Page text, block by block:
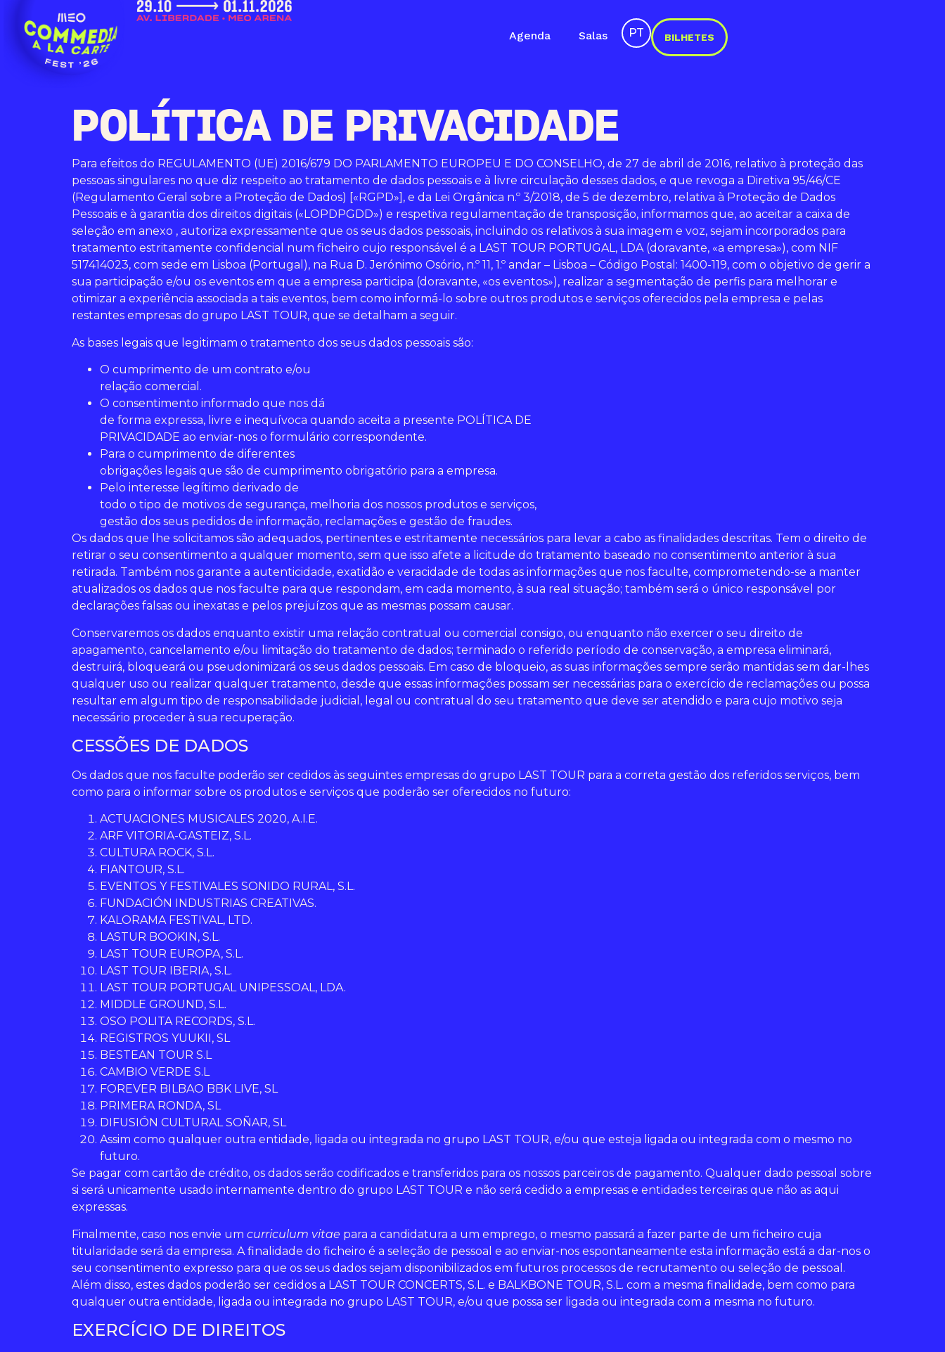
Agenda Salas PT BILHETES
POLÍTICA DE PRIVACIDADE
Para efeitos do REGULAMENTO (UE) 2016/679 DO PARLAMENTO EUROPEU E DO CONSELHO, de 27 de abril de 2016, relativo à proteção das
pessoas singulares no que diz respeito ao tratamento de dados pessoais e à livre circulação desses dados, e que revoga a Diretiva 95/46/CE
(Regulamento Geral sobre a Proteção de Dados) [«RGPD»], e da Lei Orgânica n.º 3/2018, de 5 de dezembro, relativa à Proteção de Dados
Pessoais e à garantia dos direitos digitais («LOPDPGDD») e respetiva regulamentação de transposição, informamos que, ao aceitar a caixa de
seleção em anexo , autoriza expressamente que os seus dados pessoais, incluindo os relativos à sua imagem e voz, sejam incorporados para
tratamento estritamente confidencial num ficheiro cujo responsável é a LAST TOUR PORTUGAL, LDA (doravante, «a empresa»), com NIF
517414023, com sede em Lisboa (Portugal), na Rua D. Jerónimo Osório, n.º 11, 1.º andar – Lisboa – Código Postal: 1400-119, com o objetivo de gerir a
sua participação e/ou os eventos em que a empresa participa (doravante, «os eventos»), realizar a segmentação de perfis para melhorar e
otimizar a experiência associada a tais eventos, bem como informá-lo sobre outros produtos e serviços oferecidos pela empresa e pelas
restantes empresas do grupo LAST TOUR, que se detalham a seguir.
As bases legais que legitimam o tratamento dos seus dados pessoais são:
O cumprimento de um contrato e/ou
relação comercial.
O consentimento informado que nos dá
de forma expressa, livre e inequívoca quando aceita a presente POLÍTICA DE
PRIVACIDADE ao enviar-nos o formulário correspondente.
Para o cumprimento de diferentes
obrigações legais que são de cumprimento obrigatório para a empresa.
Pelo interesse legítimo derivado de
todo o tipo de motivos de segurança, melhoria dos nossos produtos e serviços,
gestão dos seus pedidos de informação, reclamações e gestão de fraudes.
Os dados que lhe solicitamos são adequados, pertinentes e estritamente necessários para levar a cabo as finalidades descritas. Tem o direito de
retirar o seu consentimento a qualquer momento, sem que isso afete a licitude do tratamento baseado no consentimento anterior à sua
retirada. Também nos garante a autenticidade, exatidão e veracidade de todas as informações que nos faculte, comprometendo-se a manter
atualizados os dados que nos faculte para que respondam, em cada momento, à sua real situação; também será o único responsável por
declarações falsas ou inexatas e pelos prejuízos que as mesmas possam causar.
Conservaremos os dados enquanto existir uma relação contratual ou comercial consigo, ou enquanto não exercer o seu direito de
apagamento, cancelamento e/ou limitação do tratamento de dados; terminado o referido período de conservação, a empresa eliminará,
destruirá, bloqueará ou pseudonimizará os seus dados pessoais. Em caso de bloqueio, as suas informações sempre serão mantidas sem dar-lhes
qualquer uso ou realizar qualquer tratamento, desde que essas informações possam ser necessárias para o exercício de reclamações ou possa
resultar em algum tipo de responsabilidade judicial, legal ou contratual do seu tratamento que deve ser atendido e para cujo motivo seja
necessário proceder à sua recuperação.
CESSÕES DE DADOS
Os dados que nos faculte poderão ser cedidos às seguintes empresas do grupo LAST TOUR para a correta gestão dos referidos serviços, bem
como para o informar sobre os produtos e serviços que poderão ser oferecidos no futuro:
ACTUACIONES MUSICALES 2020, A.I.E.
ARF VITORIA-GASTEIZ, S.L.
CULTURA ROCK, S.L.
FIANTOUR, S.L.
EVENTOS Y FESTIVALES SONIDO RURAL, S.L.
FUNDACIÓN INDUSTRIAS CREATIVAS.
KALORAMA FESTIVAL, LTD.
LASTUR BOOKIN, S.L.
LAST TOUR EUROPA, S.L.
LAST TOUR IBERIA, S.L.
LAST TOUR PORTUGAL UNIPESSOAL, LDA.
MIDDLE GROUND, S.L.
OSO POLITA RECORDS, S.L.
REGISTROS YUUKII, SL
BESTEAN TOUR S.L
CAMBIO VERDE S.L
FOREVER BILBAO BBK LIVE, SL
PRIMERA RONDA, SL
DIFUSIÓN CULTURAL SOÑAR, SL
Assim como qualquer outra entidade, ligada ou integrada no grupo LAST TOUR, e/ou que esteja ligada ou integrada com o mesmo no
futuro.
Se pagar com cartão de crédito, os dados serão codificados e transferidos para os nossos parceiros de pagamento. Qualquer dado pessoal sobre
si será unicamente usado internamente dentro do grupo LAST TOUR e não será cedido a empresas e entidades terceiras que não as aqui
expressas.
Finalmente, caso nos envie um curriculum vitae para a candidatura a um emprego, o mesmo passará a fazer parte de um ficheiro cuja
titularidade será da empresa. A finalidade do ficheiro é a seleção de pessoal e ao enviar-nos espontaneamente esta informação está a dar-nos o
seu consentimento expresso para que os seus dados sejam disponibilizados em futuros processos de recrutamento ou seleção de pessoal.
Além disso, estes dados poderão ser cedidos a LAST TOUR CONCERTS, S.L. e BALKBONE TOUR, S.L. com a mesma finalidade, bem como para
qualquer outra entidade, ligada ou integrada no grupo LAST TOUR, e/ou que possa ser ligada ou integrada com a mesma no futuro.
EXERCÍCIO DE DIREITOS